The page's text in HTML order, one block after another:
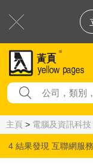
主頁 > 電腦及資訊科技
4 結果發現 互聯網服